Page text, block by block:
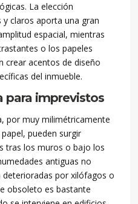
La elección
claros aporta una gran
espacial, mientras
o los papeles
crear acentos de diseño
del inmueble.
para imprevistos
por muy milimétricamente
pueden surgir
tras los muros o bajo los
antiguas no
por xilófagos o
obsoleto es bastante